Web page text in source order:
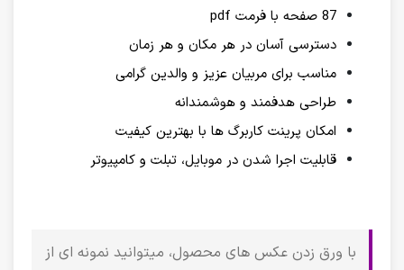
87 صفحه با فرمت pdf
دسترسی آسان در هر مکان و هر زمان
مناسب برای مربیان عزیز و والدین گرامی
طراحی هدفمند و هوشمندانه
امکان پرینت کاربرگ ها با بهترین کیفیت
قابلیت اجرا شدن در موبایل، تبلت و کامپیوتر
با ورق زدن عکس های محصول، میتوانید نمونه ای از